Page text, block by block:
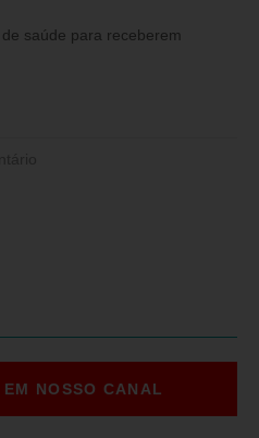
saúde para receberem
NOSSO CANAL